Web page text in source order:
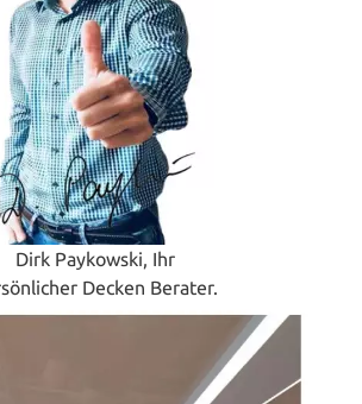
Dirk Paykowski, Ihr
Decken Berater.